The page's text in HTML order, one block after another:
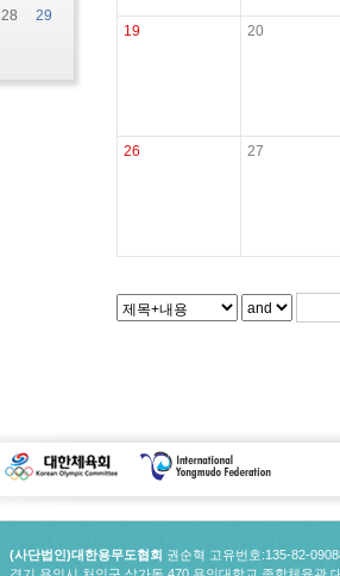
28
29
19 20
26 27
(사단법인)대한용무도협회 권순혁 고유번호:135-82-